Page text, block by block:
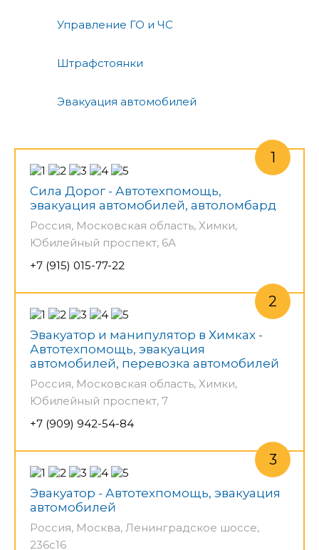
Управление ГО и ЧС
Штрафстоянки
Эвакуация автомобилей
Сила Дорог - Автотехпомощь,
эвакуация автомобилей, автоломбард
Россия, Московская область, Химки,
Юбилейный проспект, 6А
+7 (915) 015-77-22
Эвакуатор и манипулятор в Химках -
Автотехпомощь, эвакуация
автомобилей, перевозка автомобилей
Россия, Московская область, Химки,
Юбилейный проспект, 7
+7 (909) 942-54-84
Эвакуатор - Автотехпомощь, эвакуация
автомобилей
Россия, Москва, Ленинградское шоссе,
236с16